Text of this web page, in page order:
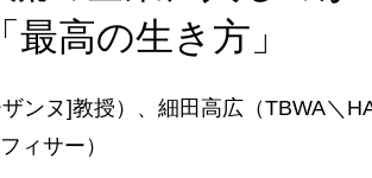
高の生き方」
ンヌ]教授）、細田高広（TBWA＼
ィサー）